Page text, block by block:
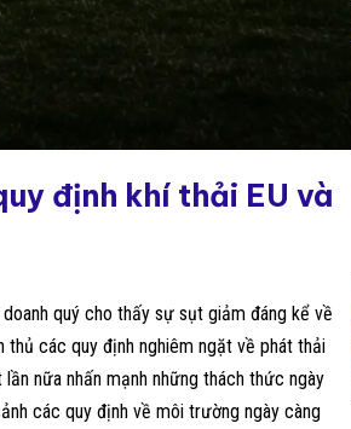
định khí thải EU và
quý cho thấy sự sụt giảm đáng kể về
thủ các quy định nghiêm ngặt về phát thải
nữa nhấn mạnh những thách thức ngày
các quy định về môi trường ngày càng